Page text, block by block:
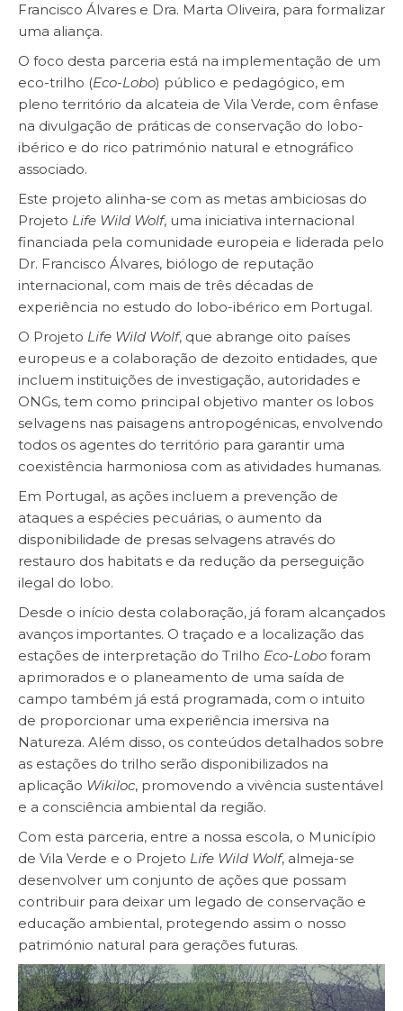
Francisco Álvares e Dra. Marta Oliveira, para formalizar
uma aliança.
O foco desta parceria está na implementação de um
eco-trilho (Eco-Lobo) público e pedagógico, em
pleno território da alcateia de Vila Verde, com ênfase
na divulgação de práticas de conservação do lobo-
ibérico e do rico património natural e etnográfico
associado.
Este projeto alinha-se com as metas ambiciosas do
Projeto Life Wild Wolf, uma iniciativa internacional
financiada pela comunidade europeia e liderada pelo
Dr. Francisco Álvares, biólogo de reputação
internacional, com mais de três décadas de
experiência no estudo do lobo-ibérico em Portugal.
O Projeto Life Wild Wolf, que abrange oito países
europeus e a colaboração de dezoito entidades, que
incluem instituições de investigação, autoridades e
ONGs, tem como principal objetivo manter os lobos
selvagens nas paisagens antropogénicas, envolvendo
todos os agentes do território para garantir uma
coexistência harmoniosa com as atividades humanas.
Em Portugal, as ações incluem a prevenção de
ataques a espécies pecuárias, o aumento da
disponibilidade de presas selvagens através do
restauro dos habitats e da redução da perseguição
ilegal do lobo.
Desde o início desta colaboração, já foram alcançados
avanços importantes. O traçado e a localização das
estações de interpretação do Trilho Eco-Lobo foram
aprimorados e o planeamento de uma saída de
campo também já está programada, com o intuito
de proporcionar uma experiência imersiva na
Natureza. Além disso, os conteúdos detalhados sobre
as estações do trilho serão disponibilizados na
aplicação Wikiloc, promovendo a vivência sustentável
e a consciência ambiental da região.
Com esta parceria, entre a nossa escola, o Município
de Vila Verde e o Projeto Life Wild Wolf, almeja-se
desenvolver um conjunto de ações que possam
contribuir para deixar um legado de conservação e
educação ambiental, protegendo assim o nosso
património natural para gerações futuras.